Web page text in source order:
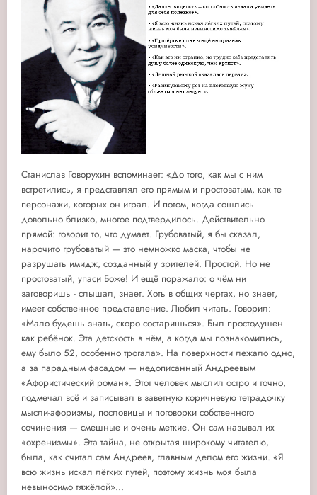
Станислав Говорухин вспоминает: «До того, как мы с ним
встретились, я представлял его прямым и простоватым, как те
персонажи, которых он играл. И потом, когда сошлись
довольно близко, многое подтвердилось. Действительно
прямой: говорит то, что думает. Грубоватый, я бы сказал,
нарочито грубоватый — это немножко маска, чтобы не
разрушать имидж, созданный у зрителей. Простой. Но не
простоватый, упаси Боже! И ещё поражало: о чём ни
заговоришь - слышал, знает. Хоть в общих чертах, но знает,
имеет собственное представление. Любил читать. Говорил:
«Мало будешь знать, скоро состаришься». Был простодушен
как ребёнок. Эта детскость в нём, а когда мы познакомились,
ему было 52, особенно трогала». На поверхности лежало одно,
а за парадным фасадом — недописанный Андреевым
«Афористический роман». Этот человек мыслил остро и точно,
подмечал всё и записывал в заветную коричневую тетрадочку
мысли-афоризмы, пословицы и поговорки собственного
сочинения — смешные и очень меткие. Он сам называл их
«охренизмы». Эта тайна, не открытая широкому читателю,
была, как считал сам Андреев, главным делом его жизни. «Я
всю жизнь искал лёгких путей, поэтому жизнь моя была
невыносимо тяжёлой»...